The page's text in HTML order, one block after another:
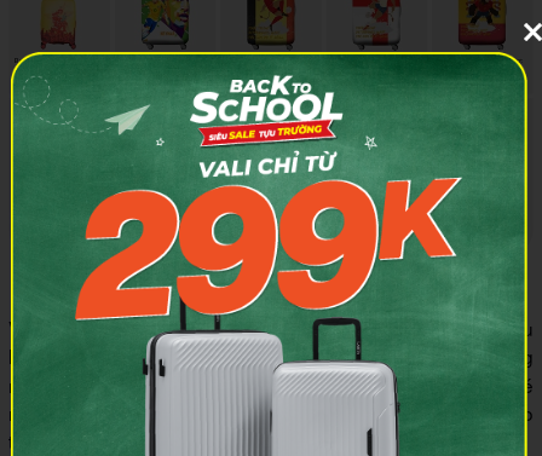
Bao trùm vali được bán tại hệ thống siêu thị MIA.vn
Với những chia sẻ từMIA.vn, bạn đã tìm được đáp án cho câu
hỏi "
Bao trùm vali là gì?" rồi đúng không nào? Nếu bạn đang
muốn “làm điệu” cho chiếc vali nhà mình, đừng quên ghé
ngay hệ thống siêu thị MIA.vn để tậu về những sản phẩm bao
trùm vali thật chất lượng với mức giá cực kỳ hấp dẫn nhé.